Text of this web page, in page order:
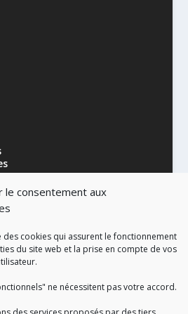
le consentement aux
cookies qui assurent le fonctionnement
du site web et la prise en compte de vos
ne nécessitent pas votre accord.